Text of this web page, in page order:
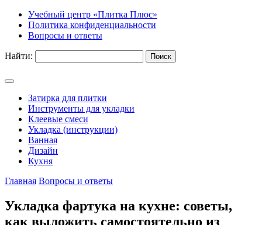
Учебный центр «Плитка Плюс»
Политика конфиденциальности
Вопросы и ответы
Найти:
Затирка для плитки
Инструменты для укладки
Клеевые смеси
Укладка (инструкции)
Ванная
Дизайн
Кухня
Главная Вопросы и ответы
Укладка фартука на кухне: советы,
как выложить самостоятельно из